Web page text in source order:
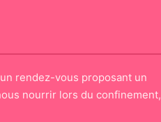
rendez-vous proposant un
nourrir lors du confinement,